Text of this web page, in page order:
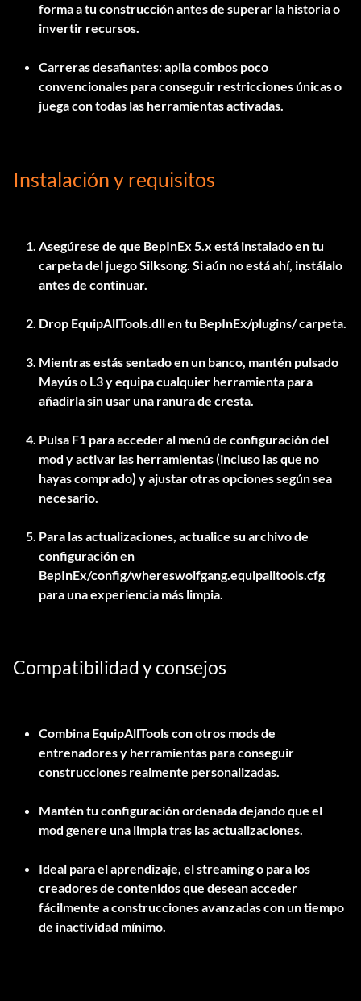
forma a tu construcción antes de superar la historia o
invertir recursos.
Carreras desafiantes: apila combos poco
convencionales para conseguir restricciones únicas o
juega con todas las herramientas activadas.
Instalación y requisitos
Asegúrese de que BepInEx 5.x está instalado en tu
carpeta del juego Silksong. Si aún no está ahí, instálalo
antes de continuar.
Drop EquipAllTools.dllen tu BepInEx/plugins/carpeta.
Mientras estás sentado en un banco, mantén pulsado
Mayús o L3 y equipa cualquier herramienta para
añadirla sin usar una ranura de cresta.
Pulsa F1 para acceder al menú de configuración del
mod y activar las herramientas (incluso las que no
hayas comprado) y ajustar otras opciones según sea
necesario.
Para las actualizaciones, actualice su archivo de
configuración en
BepInEx/config/whereswolfgang.equipalltools.cfg
para una experiencia más limpia.
Compatibilidad y consejos
Combina EquipAllTools con otros mods de
entrenadores y herramientas para conseguir
construcciones realmente personalizadas.
Mantén tu configuración ordenada dejando que el
mod genere una limpia tras las actualizaciones.
Ideal para el aprendizaje, el streaming o para los
creadores de contenidos que desean acceder
fácilmente a construcciones avanzadas con un tiempo
de inactividad mínimo.